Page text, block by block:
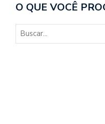
O QUE VOCÊ